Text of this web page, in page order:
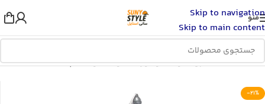
Skip to navigation
Skip to main content
منو
خانه/اسباب بازی، کودک و نوزاد/خواب کودک/پشه بند
-21%